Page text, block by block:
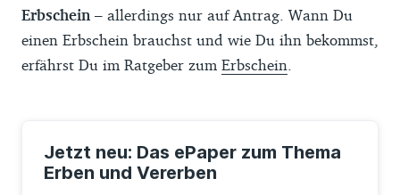
Erbschein – allerdings nur auf Antrag. Wann Du
einen Erbschein brauchst und wie Du ihn bekommst,
erfährst Du im Ratgeber zum Erbschein
Jetzt neu: Das ePaper zum Thema
Erben und Vererben